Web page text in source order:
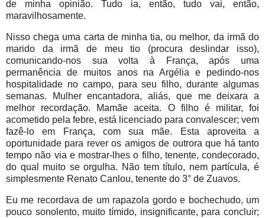
de minha opinião. Tudo ia, então, tudo vai, então,
maravilhosamente.
Nisso chega uma carta de minha tia, ou melhor, da irmã do
marido da irmã de meu tio (procura deslindar isso),
comunicando-nos sua volta à França, após uma
permanência de muitos anos na Argélia e pedindo-nos
hospitalidade no campo, para seu filho, durante algumas
semanas. Mulher encantadora, aliás, que me deixara a
melhor recordação. Mamãe aceita. O filho é militar, foi
acometido pela febre, está licenciado para convalescer; vem
fazê-lo em França, com sua mãe. Esta aproveita a
oportunidade para rever os amigos de outrora que há tanto
tempo não via e mostrar-lhes o filho, tenente, condecorado,
do qual muito se orgulha. Não tem título, nem partícula, é
simplesmente Renato Canlou, tenente do 3° de Zuavos.
Eu me recordava de um rapazola gordo e bochechudo, um
pouco sonolento, muito tímido, insignificante, para concluir;